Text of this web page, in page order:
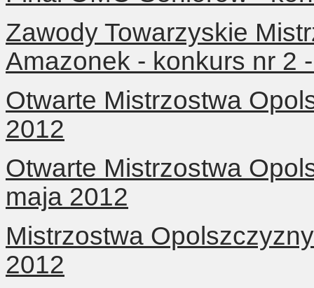
Zawody Towarzyskie
Amazonek - konkurs nr 2
Otwarte Mistrzostwa
2012
Otwarte Mistrzostwa
maja 2012
Mistrzostwa
2012